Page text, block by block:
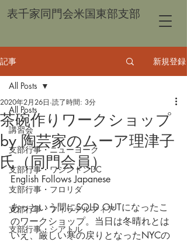
表千家同門会米国東部支部
記事 新規登録
All Posts
講習会
支部行事・ニューヨーク
支部行事・ワシントンDC
支部行事・フロリダ
支部行事・フィラデルフィア
支部行事・シアトル
All Posts
茶碗作りワークショップ
by 陶芸家のムーア理津子
氏（同門会員）
2020年2月26日 読了時間: 3分
English Follows Japanese
あっという間にSOLD OUTになったこ
のワークショップ。当日は冬晴れとは
いえ、厳しい寒の戻りとなったNYCの